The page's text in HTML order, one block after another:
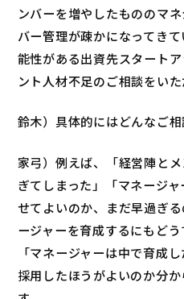
ンバーを増やしたもののマ
バー管理が疎かになってき
能性がある出資先スタート
ント人材不足のご相談をい
鈴木）具体的にはどんなご
家弓）例えば、「経営陣と
ぎてしまった」「マネージ
せてよいのか、まだ早過ぎ
ージャーを育成するにもど
「マネージャーは中で育成
採用したほうがよいのか分